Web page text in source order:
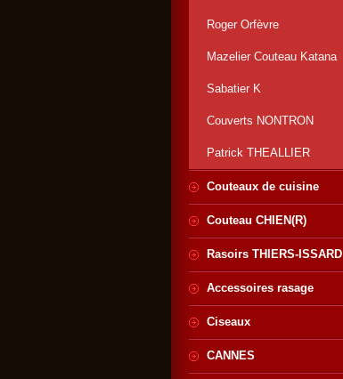
Roger Orfèvre
Mazelier Couteau Katana
Sabatier K
Couverts NONTRON
Patrick THEALLIER
Couteaux de cuisine
Couteau CHIEN(R)
Rasoirs THIERS-ISSARD
Accessoires rasage
Ciseaux
CANNES